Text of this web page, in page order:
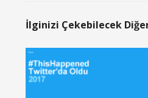
İlginizi Çekebilecek